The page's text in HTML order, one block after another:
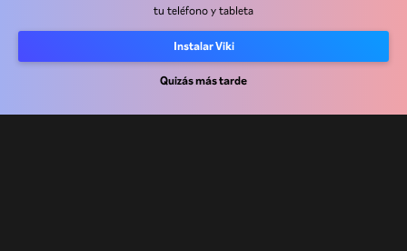
tu teléfono y tableta
Instalar Viki
Quizás más tarde
Socios de distribución